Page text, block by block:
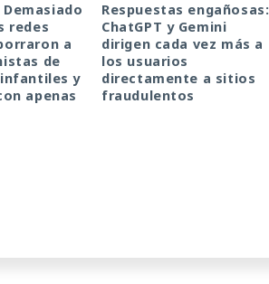
Demasiado
redes
a
de
y
apenas
Respuestas engañosas:
ChatGPT y Gemini
dirigen cada vez más a
los usuarios
directamente a sitios
fraudulentos